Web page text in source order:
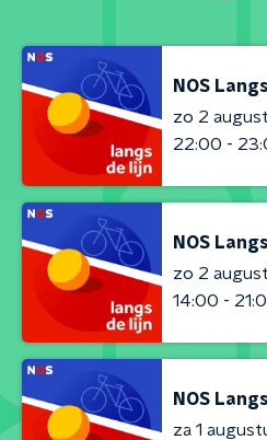
NOS
zo 2
22:00 -
NOS
zo 2
14:00 -
NOS
za 1